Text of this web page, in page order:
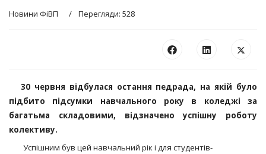
Новини ФіВП Перегляди: 528
30 червня відбулася остання педрада, на якій було
підбито підсумки навчального року в коледжі за
багатьма складовими, відзначено успішну роботу
колективу.
Успішним був цей навчальний рік і для студентів-